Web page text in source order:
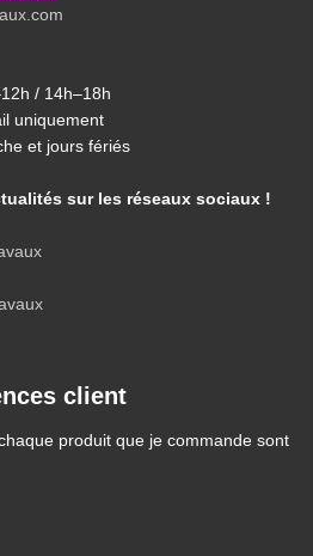
/ 14h–18h
uniquement
et jours fériés
sur les réseaux sociaux !
client
produit que je commande sont